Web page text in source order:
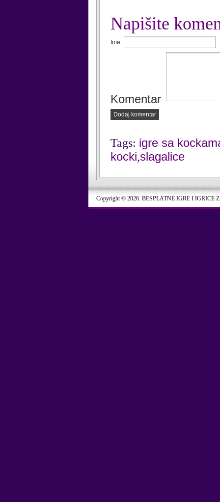
Napišite
Ime
Komentar
Dodaj komentar
Tags: igre sa
kocki,slagalice
Copyright © 2026. BESPLATNE IGRE I IGRICE